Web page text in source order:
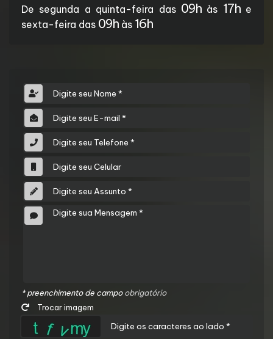
De segunda a quinta-feira das 09hàs 17he
sexta-feira das 09h às 16h
* preenchimento de campoobrigatório
Trocar imagem